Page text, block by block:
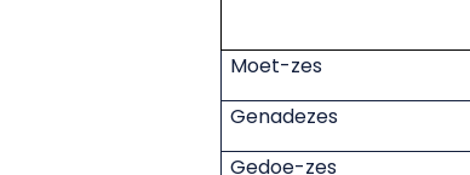
Moet-zes
Genadezes
Gedoe-zes